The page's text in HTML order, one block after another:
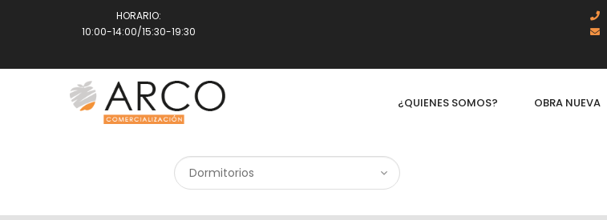
HORARIO:
10:00-14:00/15:30-19:30
¿QUIENES SOMOS? OBRA NUEVA
SEARCH PROPERTY